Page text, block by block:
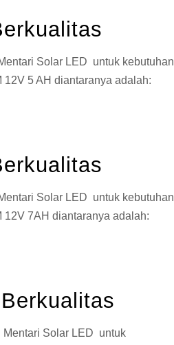
Solar LED untuk kebutuhan
5 AH diantaranya adalah:
Solar LED untuk kebutuhan
7AH diantaranya adalah:
Mentari Solar LED untuk